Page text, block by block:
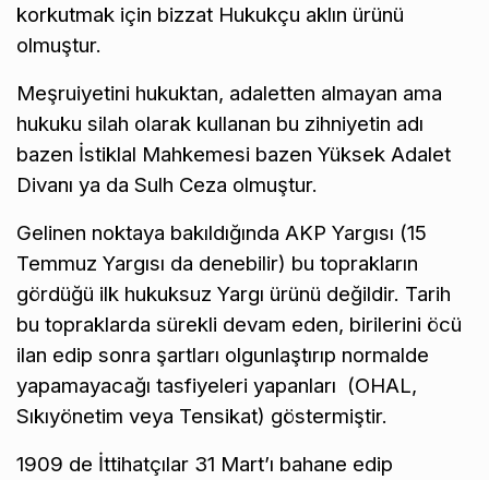
korkutmak için bizzat Hukukçu aklın ürünü
olmuştur.
Meşruiyetini hukuktan, adaletten almayan ama
hukuku silah olarak kullanan bu zihniyetin adı
bazen İstiklal Mahkemesi bazen Yüksek Adalet
Divanı ya da Sulh Ceza olmuştur.
Gelinen noktaya bakıldığında AKP Yargısı (15
Temmuz Yargısı da denebilir) bu toprakların
gördüğü ilk hukuksuz Yargı ürünü değildir. Tarih
bu topraklarda sürekli devam eden, birilerini öcü
ilan edip sonra şartları olgunlaştırıp normalde
yapamayacağı tasfiyeleri yapanları (OHAL,
Sıkıyönetim veya Tensikat) göstermiştir.
1909 de İttihatçılar 31 Mart’ı bahane edip